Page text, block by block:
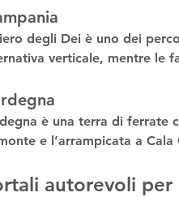
degli Dei è uno dei
verticale, mentre le
è una terra di ferrate
e l’arrampicata a Cala
autorevoli